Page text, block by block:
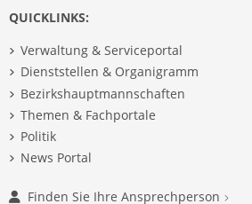
QUICKLINKS:
Verwaltung & Serviceportal
Dienststellen & Organigramm
Bezirkshauptmannschaften
Themen & Fachportale
Politik
News Portal
Finden Sie Ihre Ansprechperson